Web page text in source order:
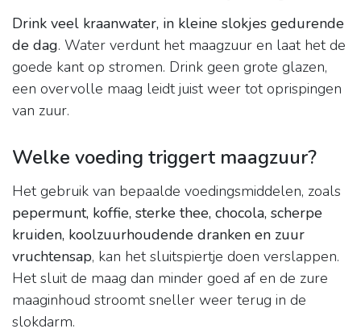
Drink veel kraanwater, in kleine slokjes gedurende
de dag. Water verdunt het maagzuur en laat het de
goede kant op stromen. Drink geen grote glazen,
een overvolle maag leidt juist weer tot oprispingen
van zuur.
Welke voeding triggert maagzuur?
Het gebruik van bepaalde voedingsmiddelen, zoals
pepermunt, koffie, sterke thee, chocola, scherpe
kruiden, koolzuurhoudende dranken en zuur
vruchtensap, kan het sluitspiertje doen verslappen.
Het sluit de maag dan minder goed af en de zure
maaginhoud stroomt sneller weer terug in de
slokdarm.